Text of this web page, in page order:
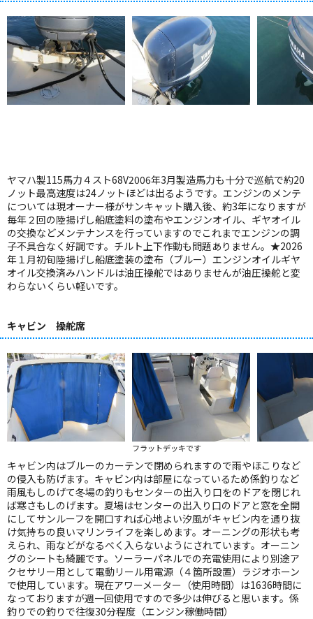
ヤマハ製115馬力４スト68V2006年3月製造馬力も十分で巡航で約20
ノット最高速度は24ノットほどは出るようです。エンジンのメンテ
については現オーナー様がサンキャット購入後、約3年になりますが
毎年２回の陸揚げし船底塗料の塗布やエンジンオイル、ギヤオイル
の交換などメンテナンスを行っていますのでこれまでエンジンの調
子不具合なく好調です。チルト上下作動も問題ありません。★2026
年１月初旬陸揚げし船底塗装の塗布（ブルー）エンジンオイルギヤ
オイル交換済みハンドルは油圧操舵ではありませんが油圧操舵と変
わらないくらい軽いです。
キャビン 操舵席
フラットデッキです
キャビン内はブルーのカーテンで閉められますので雨やほこりなど
の侵入も防げます。キャビン内は部屋になっているため係釣りなど
雨風もしのげて冬場の釣りもセンターの出入り口をのドアを閉じれ
ば寒さもしのげます。夏場はセンターの出入り口のドアと窓を全開
にしてサンルーフを開口すれば心地よい汐風がキャビン内を通り抜
け気持ちの良いマリンライフを楽しめます。オーニングの形状も考
えられ、雨などがなるべく入らないようにされています。オーニン
グのシートも綺麗です。ソーラーパネルでの充電使用により別途ア
クセサリー用として電動リール用電源（４箇所設置）ラジオホーン
で使用しています。現在アワーメーター（使用時間）は1636時間に
なっておりますが週一回使用ですので多少は伸びると思います。係
釣りでの釣りで往復30分程度（エンジン稼働時間）